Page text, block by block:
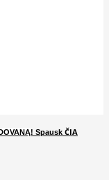
! Spausk ČIA